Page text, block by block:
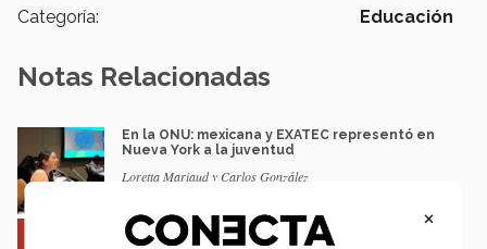
Categoría: Educación
Notas Relacionadas
En la ONU: mexicana y EXATEC representó en
Nueva York a la juventud
Loretta Mariaud y Carlos González
Entre miles: mexicana gana beca de maestría
Erasmus Mundus LIVE
×